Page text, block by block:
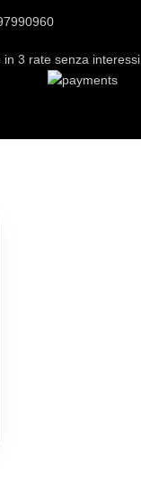
3 rate senza interessi,